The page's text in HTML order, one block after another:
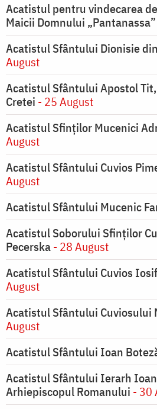
Acatistul pentru vindecarea
Maicii Domnului „Pantanassa”
Acatistul Sfântului Dionisie
August
Acatistul Sfântului Apostol
Cretei - 25 August
Acatistul Sfinților Mucenici
August
Acatistul Sfântului Cuvios
August
Acatistul Sfântului Mucenic
Acatistul Soborului Sfinților
Pecerska- 28 August
Acatistul Sfântului Cuvios
August
Acatistul Sfântului Cuviosului
August
Acatistul Sfântului Ioan
Acatistul Sfântului Ierarh Ioan
Arhiepiscopul Romanului - 30